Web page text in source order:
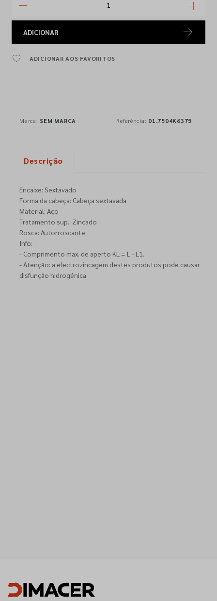
ADICIONAR
ADICIONAR AOS FAVORITOS
Marca: SEM MARCA Referência: 01.7504K6375
Descrição
Encaixe: Sextavado
Forma da cabeça: Cabeça sextavada
Material: Aço
Tratamento sup.: Zincado
Rosca: Autorroscante
Info:
- Comprimento max. de aperto KL = L - L1.
- Atenção: a electrozincagem destes produtos pode causar
disfunção hidrogénica